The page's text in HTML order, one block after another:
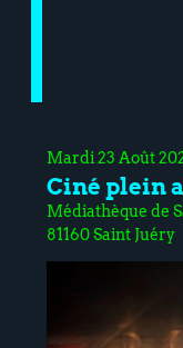
Mardi 23 Août
Ciné plein
Médiathèque de
81160 Saint Juéry